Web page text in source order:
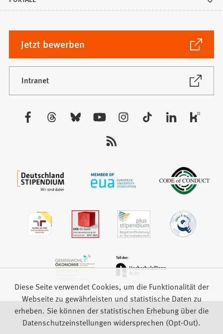
Jetzt bewerben
(Öffnet
in
einem
neuen
Tab)
Intranet
(Öffnet
neuen
Besuchen
Impressum Datenschutz
Barrierefreiheit
Diese Seite verwendet Cookies, um die Funktionalität der
Webseite zu gewährleisten und statistische Daten zu
erheben. Sie können der statistischen Erhebung über die
Datenschutzeinstellungen widersprechen (Opt-Out).